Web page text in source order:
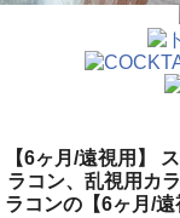
【6ヶ月/遠視用】
ラコン、乱視用カ
ラコンの【6ヶ月/